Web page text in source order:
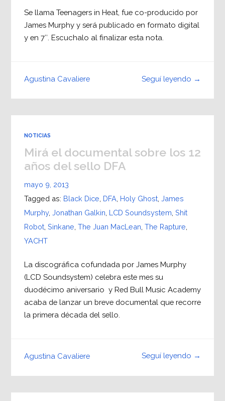
Se llama Teenagers in Heat, fue co-producido por
James Murphy y será publicado en formato digital
y en 7″. Escuchalo al finalizar esta nota.
Seguí leyendo →
Agustina Cavaliere
NOTICIAS
Mirá el documental sobre los 12
años del sello DFA
mayo 9, 2013
Tagged as: Black Dice DFA Holy Ghost, James
Murphy, Jonathan Galkin LCD Soundsystem Shit
Robot, Sinkane The Juan MacLean The Rapture
YACHT
La discográfica cofundada por James Murphy
(LCD Soundsystem) celebra este mes su
duodécimo aniversario y Red Bull Music Academy
acaba de lanzar un breve documental que recorre
la primera década del sello.
Seguí leyendo →
Agustina Cavaliere